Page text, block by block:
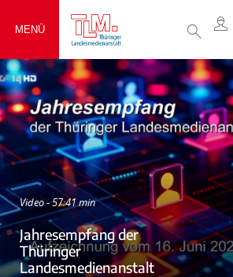
MENÜ
Video - 57:41 min
Jahresempfang der
Thüringer
Landesmedienanstalt